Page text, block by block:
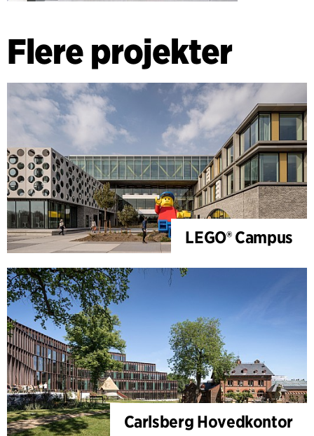
Flere projekter
LEGO® Campus
Carlsberg Hovedkontor